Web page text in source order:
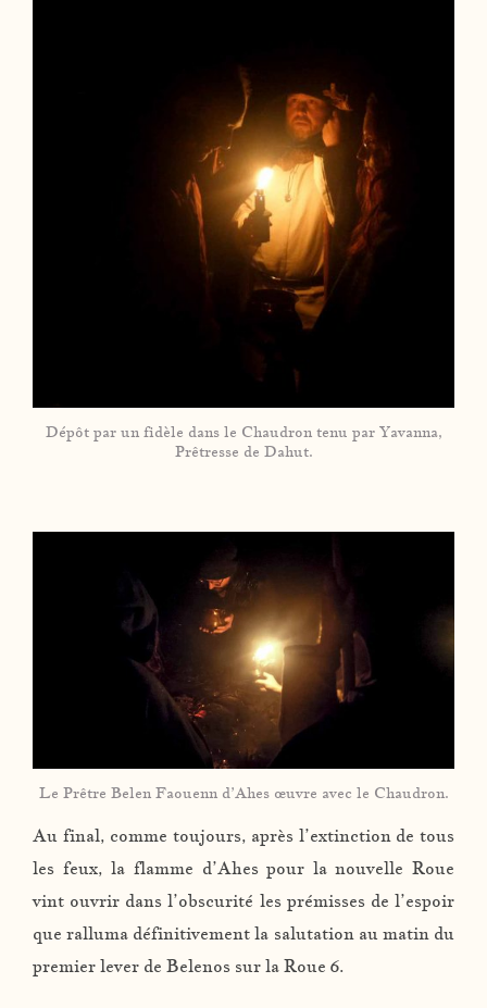
Dépôt par un fidèle dans le Chaudron tenu par Yavanna,
Prêtresse de Dahut.
Le Prêtre Belen Faouenn d’Ahes œuvre avec le Chaudron.
Au final, comme toujours, après l’extinction de tous
les feux, la flamme d’Ahes pour la nouvelle Roue
vint ouvrir dans l’obscurité les prémisses de l’espoir
que ralluma définitivement la salutation au matin du
premier lever de Belenos sur la Roue 6.